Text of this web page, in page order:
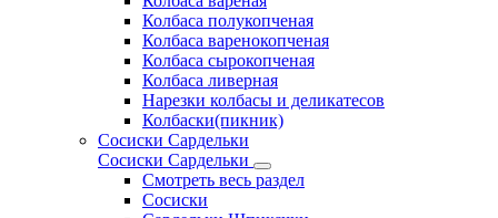
Колбаса полукопченая
Колбаса варенокопченая
Колбаса сырокопченая
Колбаса ливерная
Нарезки колбасы и деликатесов
Колбаски(пикник)
Сосиски Сардельки
Сосиски Сардельки
Смотреть весь раздел
Сосиски